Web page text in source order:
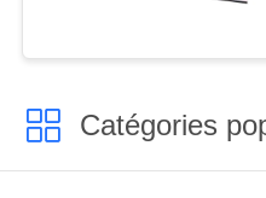
Catégories